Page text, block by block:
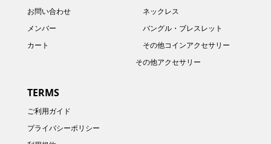
お問い合わせ
メンバー
カート
ネックレス
バングル・ブレスレット
その他コインアクセサリー
その他アクセサリー
TERMS
ご利用ガイド
プライバシーポリシー